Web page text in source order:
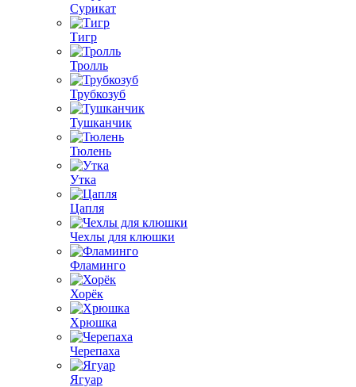
Сурикат
Тигр
Тролль
Трубкозуб
Тушканчик
Тюлень
Утка
Цапля
Чехлы для клюшки
Фламинго
Хорёк
Хрюшка
Черепаха
Ягуар